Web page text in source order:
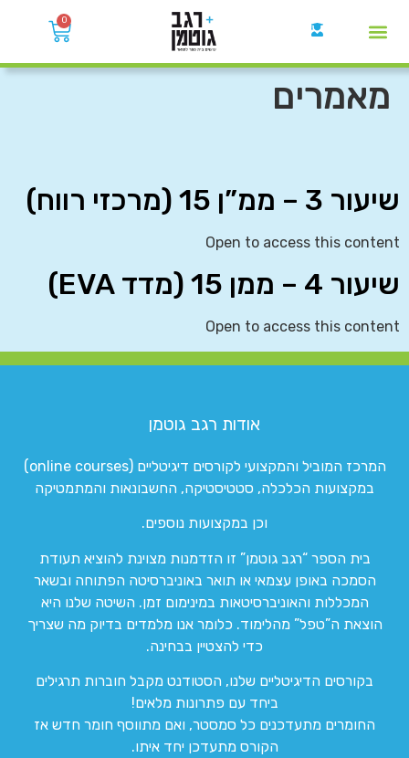
0
מאמרים
שיעור 3 – ממ”ן 15 (מרכזי רווח)
Open to access this content
שיעור 4 – ממן 15 (מדד EVA)
Open to access this content
אודות רגב גוטמן
המרכז המוביל והמקצועי לקורסים דיגיטליים (online courses)
במקצועות הכלכלה, סטטיסטיקה, החשבונאות והמתמטיקה
וכן במקצועות נוספים.
בית הספר “רגב גוטמן” זו הזדמנות מצוינת להוציא תעודת
הסמכה באופן עצמאי או תואר באוניברסיטה הפתוחה ובשאר
המכללות והאוניברסיטאות במינימום זמן. השיטה שלנו היא
הוצאת ה”טפל” מהלימוד. כלומר אנו מלמדים בדיוק מה שצריך
כדי להצטיין בבחינה.
בקורסים הדיגיטליים שלנו, הסטודנט מקבל חוברות תרגילים
ביחד עם פתרונות מלאים!
החומרים מתעדכנים כל סמסטר, ואם מתווסף חומר חדש אז
הקורס מתעדכן יחד איתו.